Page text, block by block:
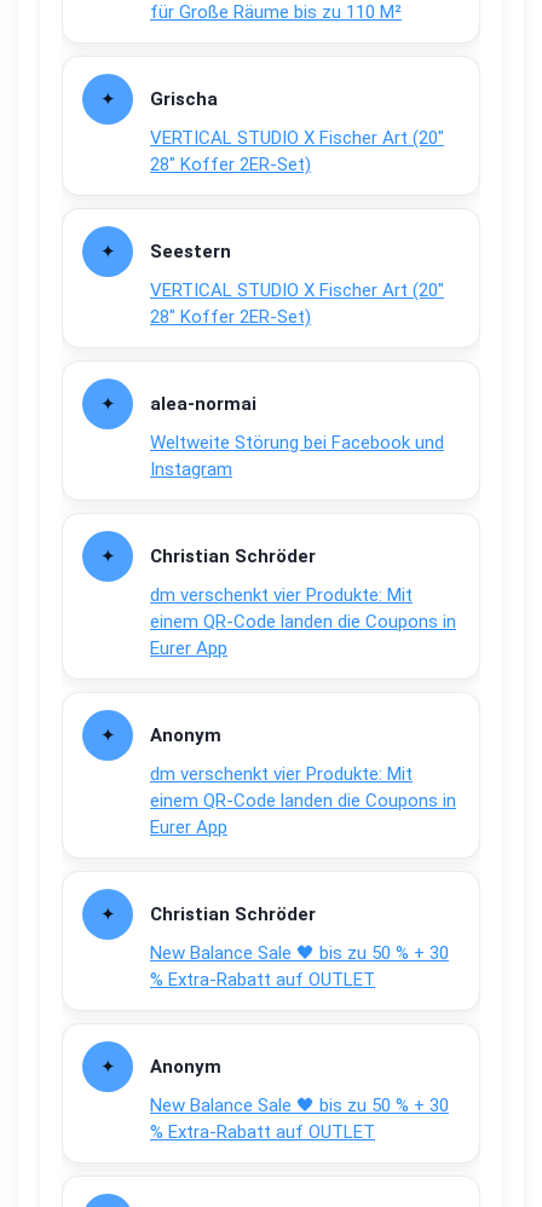
für Große Räume bis zu 110 M²
Grischa
VERTICAL STUDIO X Fischer Art (20″
28″ Koffer 2ER-Set)
Seestern
VERTICAL STUDIO X Fischer Art (20″
28″ Koffer 2ER-Set)
alea-normai
Weltweite Störung bei Facebook und
Instagram
Christian Schröder
dm verschenkt vier Produkte: Mit
einem QR-Code landen die Coupons in
Eurer App
Anonym
dm verschenkt vier Produkte: Mit
einem QR-Code landen die Coupons in
Eurer App
Christian Schröder
New Balance Sale 🖤 bis zu 50 % + 30
% Extra-Rabatt auf OUTLET
Anonym
New Balance Sale 🖤 bis zu 50 % + 30
% Extra-Rabatt auf OUTLET